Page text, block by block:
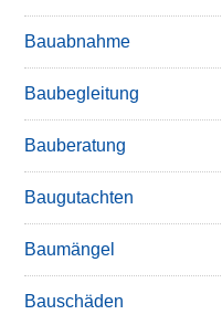
Bauabnahme
Baubegleitung
Bauberatung
Baugutachten
Baumängel
Bauschäden